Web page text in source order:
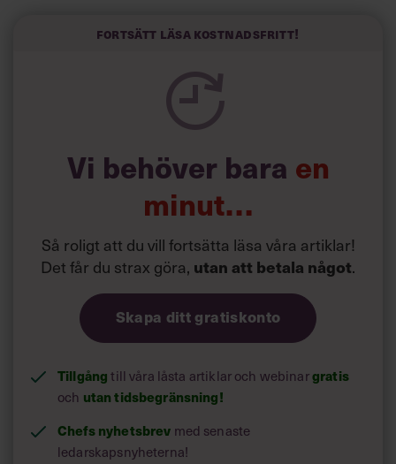
kompetenta och stå med båda fötterna på jorden. Hellre
spelevink i högklackat, är hur jag brukar sammanfatta de
önskningar som svenskarna för fram i undersökningar.”
Siri Wikander: ”Led som i
Fortsätt läsa kostnadsfritt!
Vi behöver bara en
minut…
Så roligt att du vill fortsätta läsa våra artiklar!
Det får du strax göra, utan att betala något.
Skapa ditt gratiskonto
Tillgång till våra låsta artiklar och webinargratis
och utan tidsbegränsning!
Chefs nyhetsbrev med senaste
ledarskapsnyheterna!